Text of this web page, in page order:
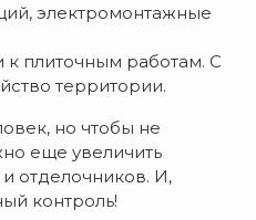
электромонтажные
к плиточным работам. С
территории.
но чтобы не
еще увеличить
отделочников. И,
контроль!